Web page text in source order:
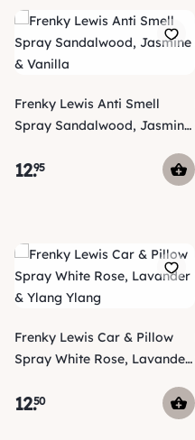
Frenky Lewis Anti Smell
Spray Sandalwood, Jasmine
12.95
Frenky Lewis Car & Pillow
Spray White Rose, Lavander
12.50